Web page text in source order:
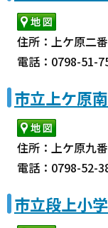
住所：上ケ原二
電話：0798-51-
市立上ケ原
住所：上ケ原九
電話：0798-52-
市立段上小